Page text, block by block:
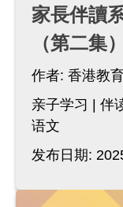
家長伴讀
（第二集）
作者: 香港教
亲子学习
伴
语文
发布日期: